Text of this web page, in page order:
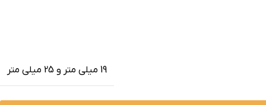
19 میلی متر و 25 میلی متر